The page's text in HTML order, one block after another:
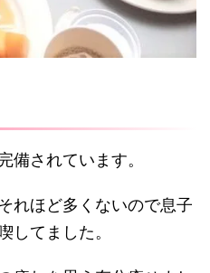
備されています。
れほど多くないので息子
してました。